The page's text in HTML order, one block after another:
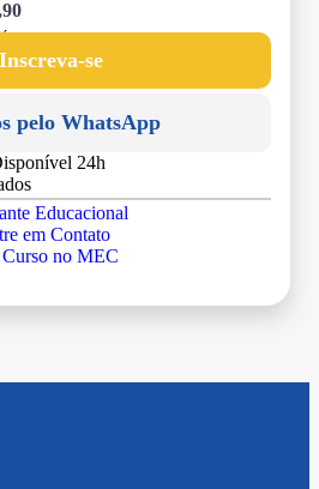
Inscreva-se
pelo WhatsApp
24h
Educacional
em Contato
no MEC